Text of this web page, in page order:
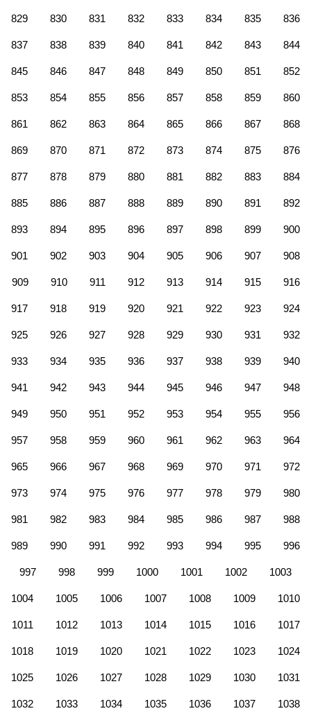
829 830 831 832 833 834 835 836
837 838 839 840 841 842 843 844
845 846 847 848 849 850 851 852
853 854 855 856 857 858 859 860
861 862 863 864 865 866 867 868
869 870 871 872 873 874 875 876
877 878 879 880 881 882 883 884
885 886 887 888 889 890 891 892
893 894 895 896 897 898 899 900
901 902 903 904 905 906 907 908
909 910 911 912 913 914 915 916
917 918 919 920 921 922 923 924
925 926 927 928 929 930 931 932
933 934 935 936 937 938 939 940
941 942 943 944 945 946 947 948
949 950 951 952 953 954 955 956
957 958 959 960 961 962 963 964
965 966 967 968 969 970 971 972
973 974 975 976 977 978 979 980
981 982 983 984 985 986 987 988
989 990 991 992 993 994 995 996
997 998 999 1000 1001 1002 1003
1004 1005 1006 1007 1008 1009 1010
1011 1012 1013 1014 1015 1016 1017
1018 1019 1020 1021 1022 1023 1024
1025 1026 1027 1028 1029 1030 1031
1032 1033 1034 1035 1036 1037 1038